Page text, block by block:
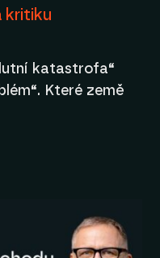
kritiku
katastrofa“
Které země